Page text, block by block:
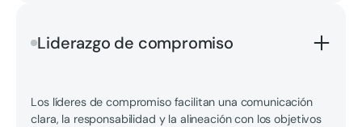
Liderazgo de compromiso
Los líderes de compromiso facilitan una comunicación
clara, la responsabilidad y la alineación con los objetivos